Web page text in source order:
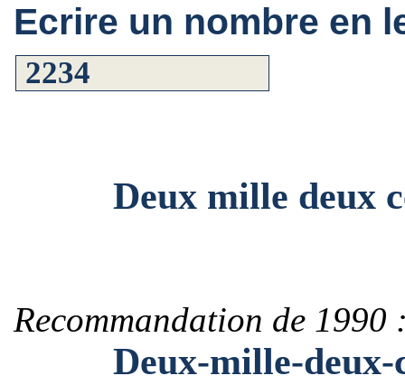
Ecrire un nombre en
Deux mille deux
Recommandation de 1990
Deux-mille-deux-